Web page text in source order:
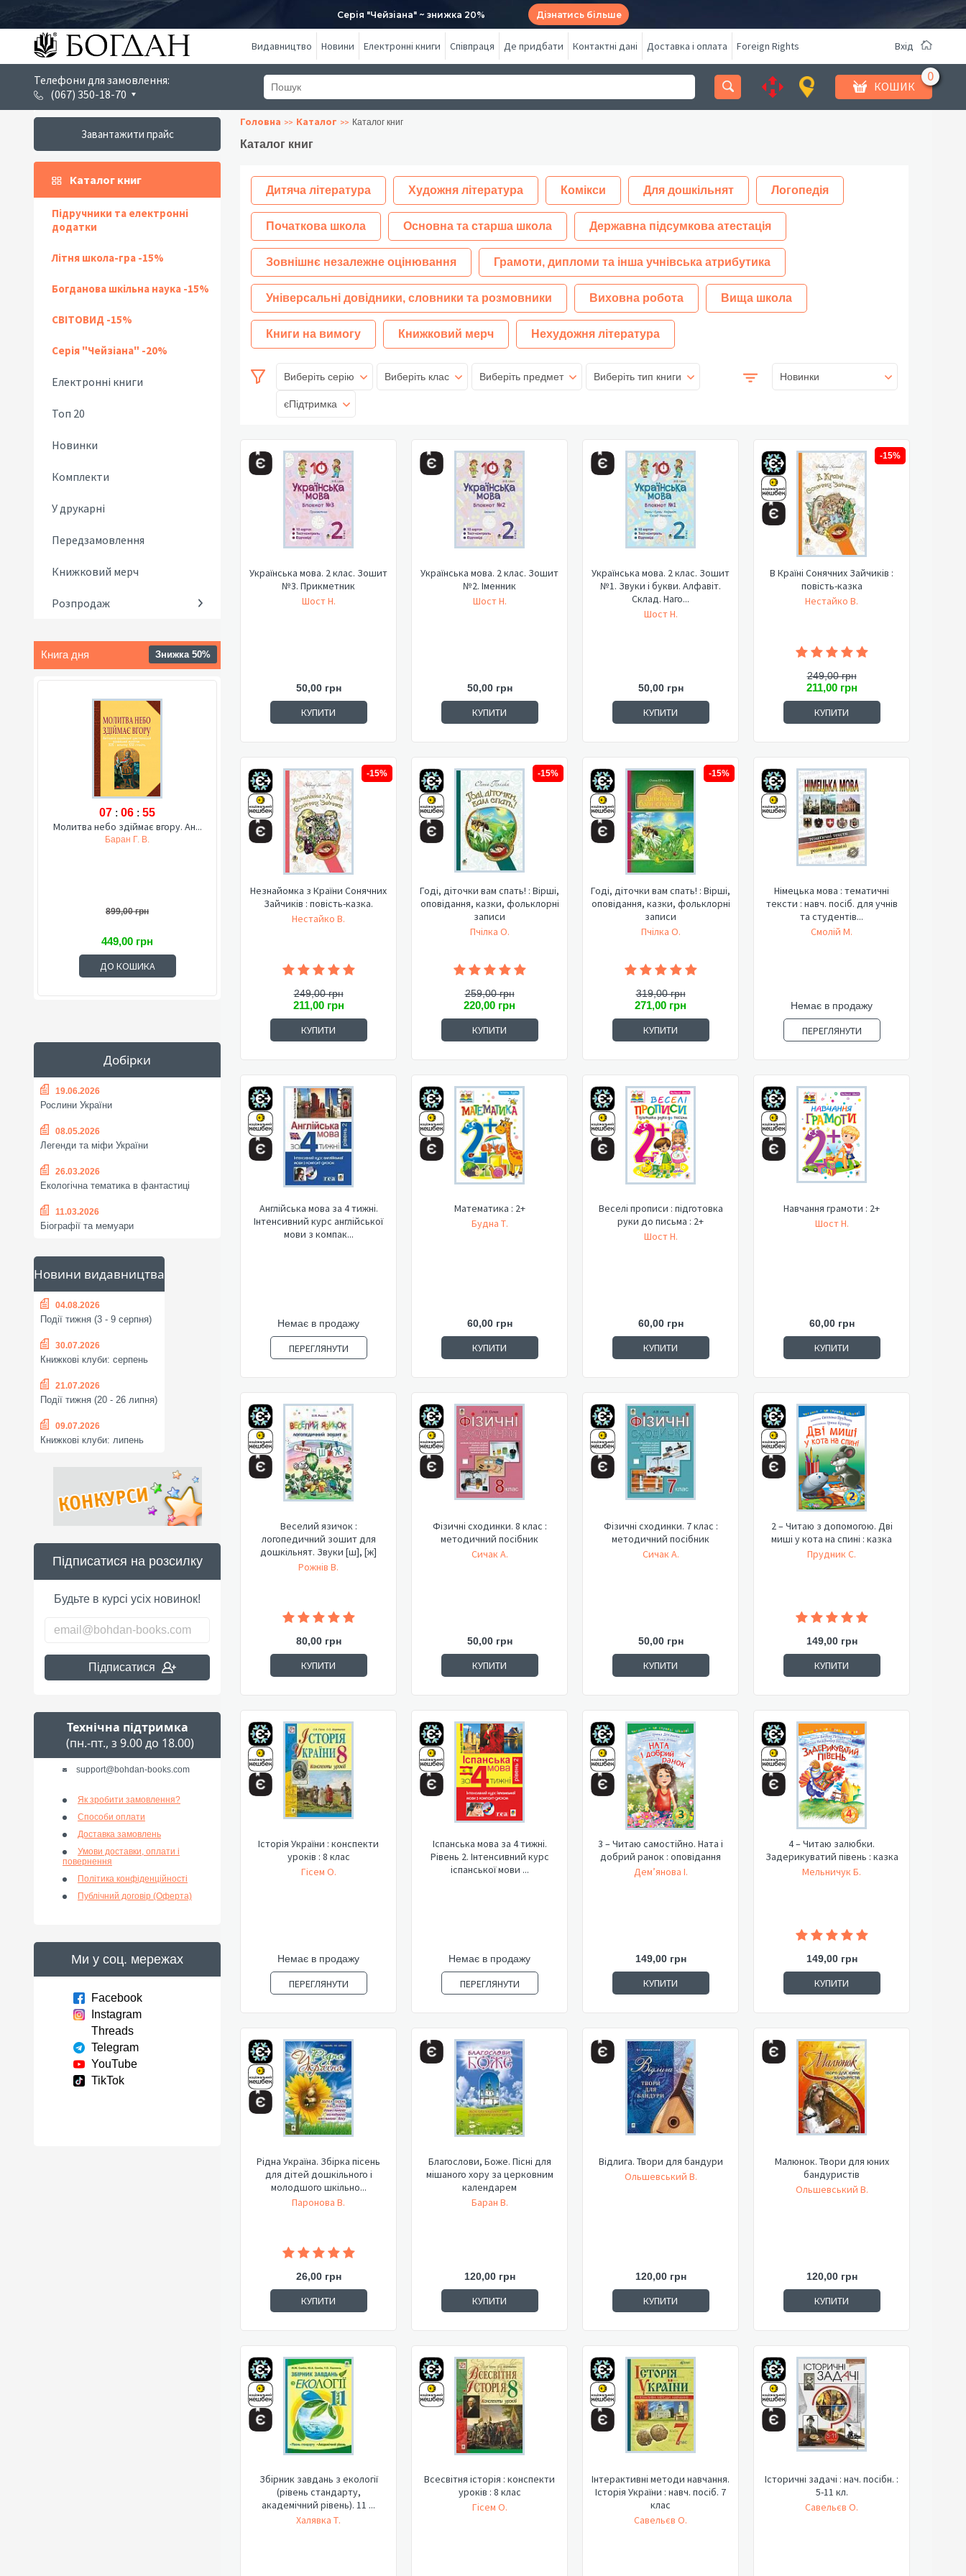
Серія "Чейзіана" ~ знижка 20% Дізнатись більше
Видавництво Новини Електронні книги Співпраця Де придбати Контактні дані Доставка і оплата Foreign Rights Вхід
Телефони для замовлення:
(067) 350-18-70
КОШИК
Завантажити прайс
Каталог книг
Підручники та електронні
додатки
Літня школа-гра -15%
Богданова шкільна наука -15%
СВІТОВИД -15%
Серія "Чейзіана" -20%
Електронні книги
Топ 20
Новинки
Комплекти
У друкарні
Передзамовлення
Книжковий мерч
Розпродаж
Книга дня Знижка 50%
07 : 06 : 54
Молитва небо здіймає вгору. Ан...
Баран Г. В.
899,00 грн
449,00 грн
ДО КОШИКА
Добірки
19.06.2026
Рослини України
08.05.2026
Легенди та міфи України
26.03.2026
Екологічна тематика в фантастиці
11.03.2026
Біографії та мемуари
Новини видавництва
04.08.2026
Події тижня (3 - 9 серпня)
30.07.2026
Книжкові клуби: серпень
21.07.2026
Події тижня (20 - 26 липня)
09.07.2026
Книжкові клуби: липень
Підписатися на розсилку
Будьте в курсі усіх новинок!
Підписатися
Технічна підтримка
(пн.-пт., з 9.00 до 18.00)
support@bohdan-books.com
Як зробити замовлення?
Способи оплати
Доставка замовлень
Умови доставки, оплати і
повернення
Політика конфіденційності
Публічний договір (Оферта)
Ми у соц. мережах
Facebook
Instagram
Threads
Telegram
YouTube
TikTok
Головна Каталог Каталог книг
Каталог книг
Дитяча література Художня література Комікси Для дошкільнят Логопедія
Початкова школа Основна та старша школа Державна підсумкова атестація
Зовнішнє незалежне оцінювання Грамоти, дипломи та інша учнівська атрибутика
Універсальні довідники, словники та розмовники Виховна робота Вища школа
Книги на вимогу Книжковий мерч Нехудожня література
Виберіть серію Виберіть клас Виберіть предмет Виберіть тип книги
єПідтримка
Новинки
Українська мова. 2 клас. Зошит
№3. Прикметник
Шост Н.
50,00 грн
КУПИТИ
Українська мова. 2 клас. Зошит
№2. Іменник
Шост Н.
50,00 грн
КУПИТИ
Українська мова. 2 клас. Зошит
№1. Звуки і букви. Алфавіт.
Склад. Наго...
Шост Н.
50,00 грн
КУПИТИ
-15%
В Країні Сонячних Зайчиків :
повість-казка
Нестайко В.
249,00 грн
211,00 грн
КУПИТИ
-15%
Незнайомка з Країни Сонячних
Зайчиків : повість-казка.
Нестайко В.
249,00 грн
211,00 грн
КУПИТИ
-15%
Годі, діточки вам спать! : Вірші,
оповідання, казки, фольклорні
записи
Пчілка О.
259,00 грн
220,00 грн
КУПИТИ
-15%
Годі, діточки вам спать! : Вірші,
оповідання, казки, фольклорні
записи
Пчілка О.
319,00 грн
271,00 грн
КУПИТИ
Німецька мова : тематичні
тексти : навч. посіб. для учнів
та студентів...
Смолій М.
Немає в продажу
ПЕРЕГЛЯНУТИ
Англійська мова за 4 тижні.
Інтенсивний курс англійської
мови з компак...
Немає в продажу
ПЕРЕГЛЯНУТИ
Математика : 2+
Будна Т.
60,00 грн
КУПИТИ
Веселі прописи : підготовка
руки до письма : 2+
Шост Н.
60,00 грн
КУПИТИ
Навчання грамоти : 2+
Шост Н.
60,00 грн
КУПИТИ
Веселий язичок :
логопедичний зошит для
дошкільнят. Звуки [ш], [ж]
Рожнів В.
80,00 грн
КУПИТИ
Фізичні сходинки. 8 клас :
методичний посібник
Сичак А.
50,00 грн
КУПИТИ
Фізичні сходинки. 7 клас :
методичний посібник
Сичак А.
50,00 грн
КУПИТИ
2 – Читаю з допомогою. Дві
миші у кота на спині : казка
Прудник С.
149,00 грн
КУПИТИ
Історія України : конспекти
уроків : 8 клас
Гісем О.
Немає в продажу
ПЕРЕГЛЯНУТИ
Іспанська мова за 4 тижні.
Рівень 2. Інтенсивний курс
іспанської мови ...
Немає в продажу
ПЕРЕГЛЯНУТИ
3 – Читаю самостійно. Ната і
добрий ранок : оповідання
Дем’янова І.
149,00 грн
КУПИТИ
4 – Читаю залюбки.
Задерикуватий півень : казка
Мельничук Б.
149,00 грн
КУПИТИ
Рідна Україна. Збірка пісень
для дітей дошкільного і
молодшого шкільно...
Паронова В.
26,00 грн
КУПИТИ
Благослови, Боже. Пісні для
мішаного хору за церковним
календарем
Баран В.
120,00 грн
КУПИТИ
Відлига. Твори для бандури
Ольшевський В.
120,00 грн
КУПИТИ
Малюнок. Твори для юних
бандуристів
Ольшевський В.
120,00 грн
КУПИТИ
Збірник завдань з екології
(рівень стандарту,
академічний рівень). 11 ...
Халявка Т.
Всесвітня історія : конспекти
уроків : 8 клас
Гісем О.
Інтерактивні методи навчання.
Історія України : навч. посіб. 7
клас
Савельєв О.
Історичні задачі : нач. посібн. :
5-11 кл.
Савельєв О.